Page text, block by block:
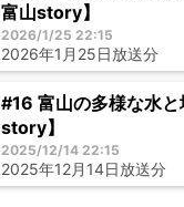
富山story】
2026/1/25 22:15
2026年1月25日放送分
#16 富山の多様な水
story】
2025/12/14 22:15
2025年12月14日放送分